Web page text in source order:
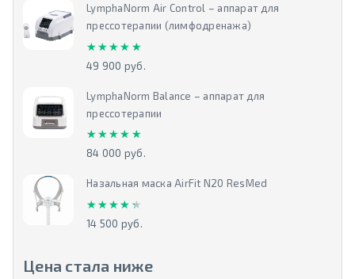
LymphaNorm Air Control – аппарат для
прессотерапии (лимфодренажа)
★★★★★
★★★★★
49 900 руб.
LymphaNorm Balance – аппарат для
прессотерапии
★★★★★
★★★★★
84 000 руб.
Назальная маска AirFit N20 ResMed
★★★★★
★★★★★
14 500 руб.
Цена стала ниже